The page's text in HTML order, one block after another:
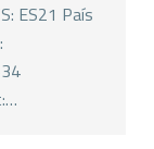
ES21 País